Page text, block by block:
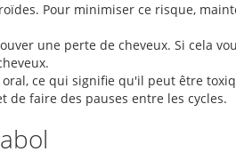
Pour minimiser ce risque,
une perte de cheveux. Si cela
ce qui signifie qu'il peut être
de faire des pauses entre les cycles.